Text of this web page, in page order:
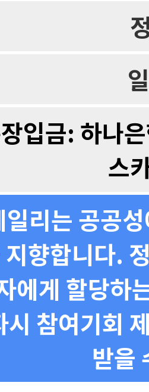
입금: 하나
스
리는 공공
향합니다.
에게 할당하
시 참여기회
받을